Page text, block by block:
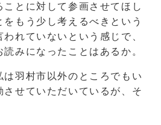
ことに対して参画させてほし
もう少し考えるべきという
れていないという感じで、
みになったことはあるか。
羽村市以外のところでもい
させていただいているが、そ